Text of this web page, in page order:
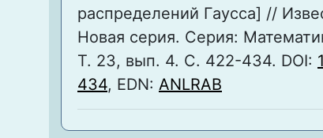
распределений Гаусса] //
Новая серия. Серия:
Т. 23, вып. 4. С. 422-434. DOI:
434, EDN: ANLRAB